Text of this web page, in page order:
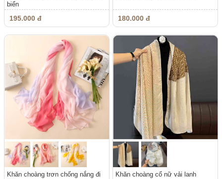
biển
195.000 đ 180.000 đ
Khăn choàng trơn chống nắng đi
Khăn choàng cổ nữ vải lanh